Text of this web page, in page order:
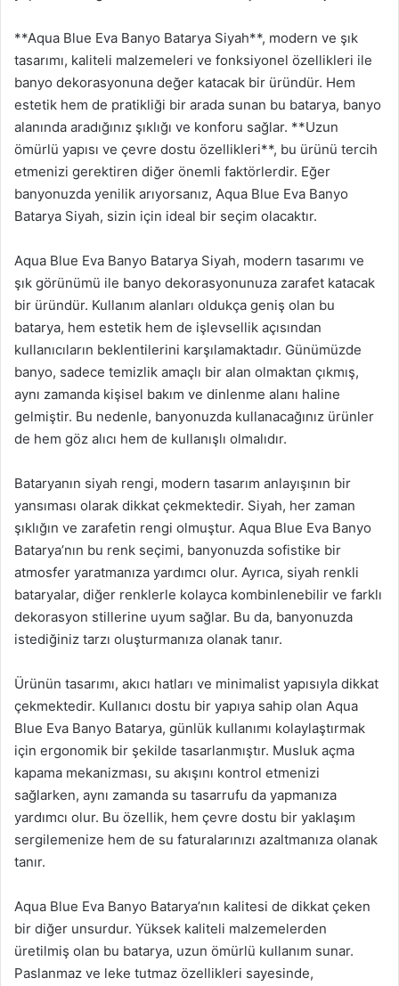
**Aqua Blue Eva Banyo Batarya Siyah**, modern ve şık
tasarımı, kaliteli malzemeleri ve fonksiyonel özellikleri ile
banyo dekorasyonuna değer katacak bir üründür. Hem
estetik hem de pratikliği bir arada sunan bu batarya, banyo
alanında aradığınız şıklığı ve konforu sağlar. **Uzun
ömürlü yapısı ve çevre dostu özellikleri**, bu ürünü tercih
etmenizi gerektiren diğer önemli faktörlerdir. Eğer
banyonuzda yenilik arıyorsanız, Aqua Blue Eva Banyo
Batarya Siyah, sizin için ideal bir seçim olacaktır.
Aqua Blue Eva Banyo Batarya Siyah, modern tasarımı ve
şık görünümü ile banyo dekorasyonunuza zarafet katacak
bir üründür. Kullanım alanları oldukça geniş olan bu
batarya, hem estetik hem de işlevsellik açısından
kullanıcıların beklentilerini karşılamaktadır. Günümüzde
banyo, sadece temizlik amaçlı bir alan olmaktan çıkmış,
aynı zamanda kişisel bakım ve dinlenme alanı haline
gelmiştir. Bu nedenle, banyonuzda kullanacağınız ürünler
de hem göz alıcı hem de kullanışlı olmalıdır.
Bataryanın siyah rengi, modern tasarım anlayışının bir
yansıması olarak dikkat çekmektedir. Siyah, her zaman
şıklığın ve zarafetin rengi olmuştur. Aqua Blue Eva Banyo
Batarya’nın bu renk seçimi, banyonuzda sofistike bir
atmosfer yaratmanıza yardımcı olur. Ayrıca, siyah renkli
bataryalar, diğer renklerle kolayca kombinlenebilir ve farklı
dekorasyon stillerine uyum sağlar. Bu da, banyonuzda
istediğiniz tarzı oluşturmanıza olanak tanır.
Ürünün tasarımı, akıcı hatları ve minimalist yapısıyla dikkat
çekmektedir. Kullanıcı dostu bir yapıya sahip olan Aqua
Blue Eva Banyo Batarya, günlük kullanımı kolaylaştırmak
için ergonomik bir şekilde tasarlanmıştır. Musluk açma
kapama mekanizması, su akışını kontrol etmenizi
sağlarken, aynı zamanda su tasarrufu da yapmanıza
yardımcı olur. Bu özellik, hem çevre dostu bir yaklaşım
sergilemenize hem de su faturalarınızı azaltmanıza olanak
tanır.
Aqua Blue Eva Banyo Batarya’nın kalitesi de dikkat çeken
bir diğer unsurdur. Yüksek kaliteli malzemelerden
üretilmiş olan bu batarya, uzun ömürlü kullanım sunar.
Paslanmaz ve leke tutmaz özellikleri sayesinde,